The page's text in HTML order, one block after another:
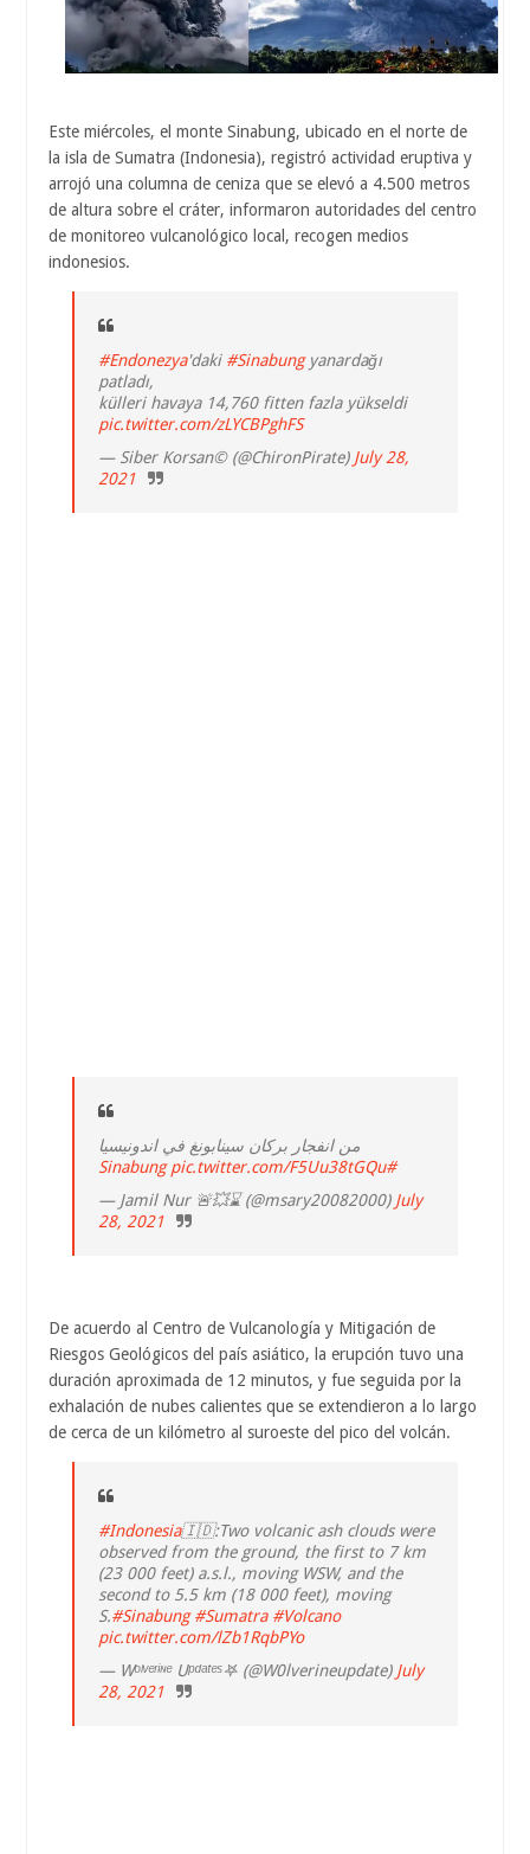
Este miércoles, el monte Sinabung, ubicado en el norte de
la isla de Sumatra (Indonesia), registró actividad eruptiva y
arrojó una columna de ceniza que se elevó a 4.500 metros
de altura sobre el cráter, informaron autoridades del centro
de monitoreo vulcanológico local, recogen medios
indonesios.
#Endonezya'daki #Sinabungyanardağı
patladı,
külleri havaya 14,760 fitten fazla yükseldi
pic.twitter.com/zLYCBPghFS
— Siber Korsan© (@ChironPirate) July 28,
2021
من انفجار بركان سينابونغ في اندونيسيا
#Sinabung
pic.twitter.com/F5Uu38tGQu
— Jamil Nur 🚨💥⌛ (@msary20082000) July
28, 2021
De acuerdo al Centro de Vulcanología y Mitigación de
Riesgos Geológicos del país asiático, la erupción tuvo una
duración aproximada de 12 minutos, y fue seguida por la
exhalación de nubes calientes que se extendieron a lo largo
de cerca de un kilómetro al suroeste del pico del volcán.
#Indonesia🇮🇩:Two volcanic ash clouds were
observed from the ground, the first to 7 km
(23 000 feet) a.s.l., moving WSW, and the
second to 5.5 km (18 000 feet), moving
S.#Sinabung #Sumatra #Volcano
pic.twitter.com/lZb1RqbPYo
— Wᵒˡᵛᵉʳᶤᶰᵉ Uᵖᵈᵃᵗᵉˢ𖤐 (@W0lverineupdate) July
28, 2021